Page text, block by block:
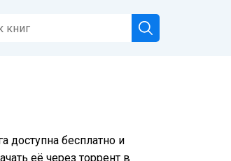
доступна бесплатно и
её через торрент в